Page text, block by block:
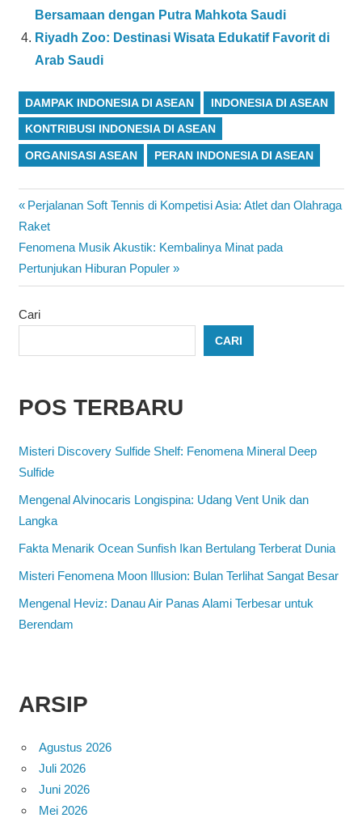
Bersamaan dengan Putra Mahkota Saudi
Riyadh Zoo: Destinasi Wisata Edukatif Favorit di
Arab Saudi
DAMPAK INDONESIA DI ASEAN INDONESIA DI ASEAN
KONTRIBUSI INDONESIA DI ASEAN
ORGANISASI ASEAN PERAN INDONESIA DI ASEAN
Navigasi
pos
Previous
Post:
Perjalanan Soft Tennis di Kompetisi Asia: Atlet dan Olahraga
Raket
Next
Post:
Fenomena Musik Akustik: Kembalinya Minat pada
Pertunjukan Hiburan Populer
Cari
CARI
POS TERBARU
Misteri Discovery Sulfide Shelf: Fenomena Mineral Deep
Sulfide
Mengenal Alvinocaris Longispina: Udang Vent Unik dan
Langka
Fakta Menarik Ocean Sunfish Ikan Bertulang Terberat Dunia
Misteri Fenomena Moon Illusion: Bulan Terlihat Sangat Besar
Mengenal Heviz: Danau Air Panas Alami Terbesar untuk
Berendam
ARSIP
Agustus 2026
Juli 2026
Juni 2026
Mei 2026